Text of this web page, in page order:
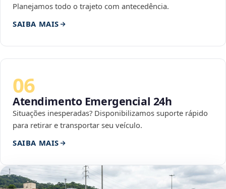
Planejamos todo o trajeto com antecedência.
SAIBA MAIS
06
Atendimento Emergencial 24h
Situações inesperadas? Disponibilizamos suporte rápido
para retirar e transportar seu veículo.
SAIBA MAIS